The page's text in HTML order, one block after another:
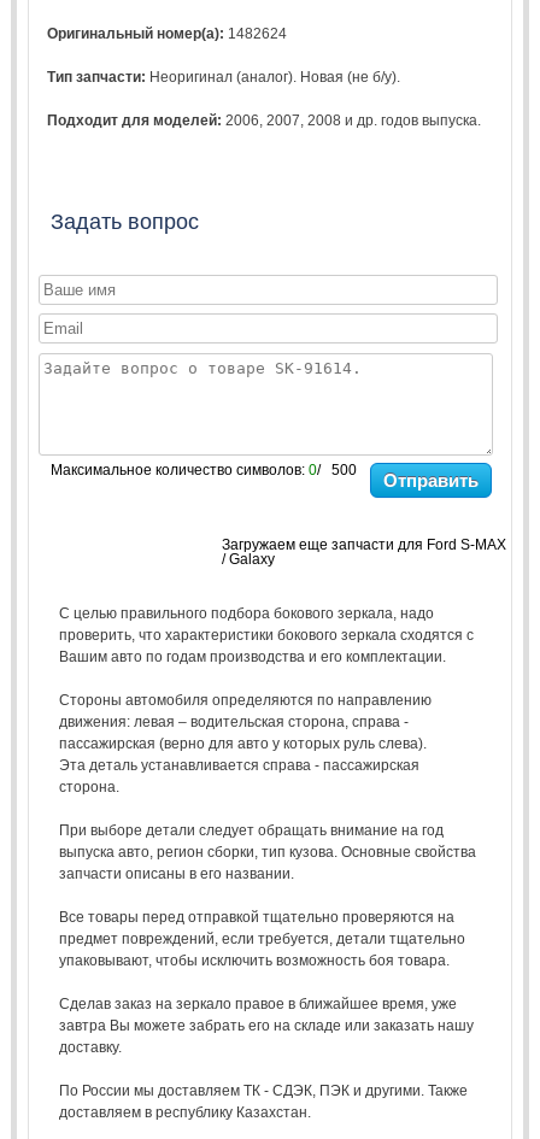
Оригинальный номер(а): 1482624
Тип запчасти: Неоригинал (аналог). Новая (не б/у).
Подходит для моделей: 2006 ,2007 ,2008 и др. годов выпуска.
Задать вопрос
Максимальное количество символов: 0/ 500 Отправить
Загружаем еще запчасти для Ford S-MAX
/ Galaxy
С целью правильного подбора бокового зеркала, надо
проверить, что характеристики бокового зеркала сходятся с
Вашим авто по годам производства и его комплектации.
Стороны автомобиля определяются по направлению
движения: левая – водительская сторона, справа -
пассажирская (верно для авто у которых руль слева).
Эта деталь устанавливается справа - пассажирская
сторона.
При выборе детали следует обращать внимание на год
выпуска авто, регион сборки, тип кузова. Основные свойства
запчасти описаны в его названии.
Все товары перед отправкой тщательно проверяются на
предмет повреждений, если требуется, детали тщательно
упаковывают, чтобы исключить возможность боя товара.
Сделав заказ на зеркало правое в ближайшее время, уже
завтра Вы можете забрать его на складе или заказать нашу
доставку.
По России мы доставляем ТК - СДЭК, ПЭК и другими. Также
доставляем в республику Казахстан.